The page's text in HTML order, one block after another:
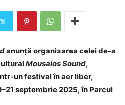
anunță organizarea celei de-a
Mousaios Sound,
un festival în aer liber,
septembrie 2025, în Parcul